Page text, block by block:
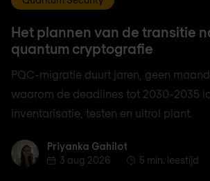
Het plannen van de transitie
quantum cryptografie
PQC-migratie duurt jaren, geen
waarom de deadlines tot 2030-2035
inventarisatie, testen en uitrol plant.
Priyanka Gahilot
Priyanka Gahilot
3 aug 2026
5 min. leestijd